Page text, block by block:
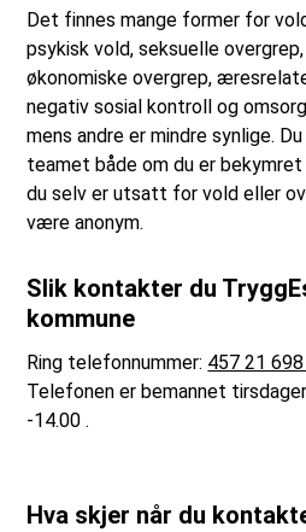
Det finnes mange former for
psykisk vold, seksuelle
økonomiske overgrep,
negativ sosial kontroll og
mens andre er mindre synlige.
teamet både om du er
du selv er utsatt for vold eller
være anonym.
Slik kontakter du
kommune
Ring telefonnummer: 457 21 698
Telefonen er bemannet
-14.00 .
Hva skjer når du